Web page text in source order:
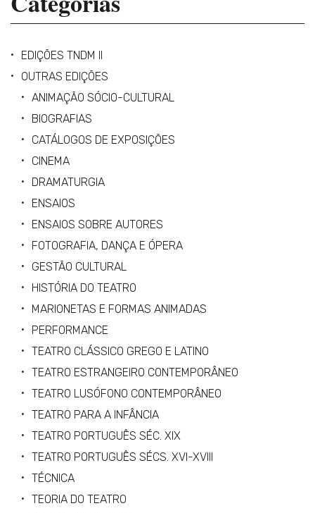
EDIÇÕES TNDM II
OUTRAS EDIÇÕES
ANIMAÇÃO SÓCIO-CULTURAL
BIOGRAFIAS
CATÁLOGOS DE EXPOSIÇÕES
CINEMA
DRAMATURGIA
ENSAIOS
ENSAIOS SOBRE AUTORES
FOTOGRAFIA, DANÇA E ÓPERA
GESTÃO CULTURAL
HISTÓRIA DO TEATRO
MARIONETAS E FORMAS ANIMADAS
PERFORMANCE
TEATRO CLÁSSICO GREGO E LATINO
TEATRO ESTRANGEIRO CONTEMPORÂNEO
TEATRO LUSÓFONO CONTEMPORÂNEO
TEATRO PARA A INFÂNCIA
TEATRO PORTUGUÊS SÉC. XIX
TEATRO PORTUGUÊS SÉCS. XVI-XVIII
TÉCNICA
TEORIA DO TEATRO